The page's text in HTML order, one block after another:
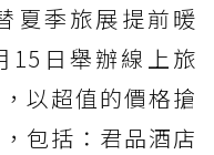
夏季旅展提前暖
15日舉辦線上旅
以超值的價格搶
包括：君品酒店